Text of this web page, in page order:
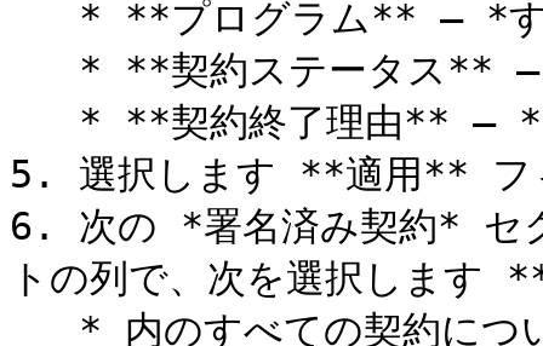
5. 選択します **適用** フ
6. 次の *署名済み契約* セ
トの列で、次を選択しま